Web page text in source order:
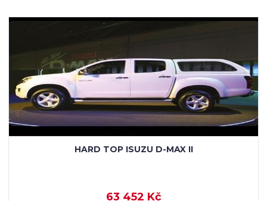
HARD TOP ISUZU D-MAX II
63 452 Kč